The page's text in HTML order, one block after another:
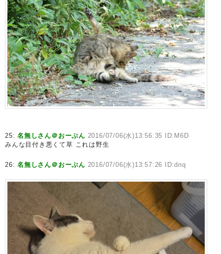
25:名無しさん＠おーぷん 2016/07/06(水)13:56:35 ID:M6D
みんな目付き悪くて草 これは野生
26:名無しさん＠おーぷん 2016/07/06(水)13:57:26 ID:dnq